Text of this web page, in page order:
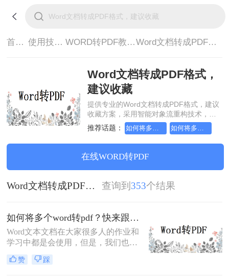
首页> 使用技巧> WORD转PDF教程> Word文档转成PDF格式，建议收藏
Word文档转成PDF格式，
建议收藏
提供专业的Word文档转成PDF格式，建议
收藏方案，采用智能对象流重构技术，确
保文档1:1高保真还原且排版不乱码。支持
一键批量处理，全链路 SSL 加密保障隐私
安全。助您快速实现Word文档转成PDF格
式，建议收藏，无需安装，高效办公。
推荐话题：
在线WORD转PDF
Word文档转成PDF格式，建议收藏 查询到 353个结果
如何将多个word转pdf？快来跟我学这两个妙招
Word文本文档在大家很多人的作业和
学习中都是会使用，但是，我们也都
知道，它在传递和储存等方面而言，
是比不上PDF文档的。终究，PDF文
赞 踩